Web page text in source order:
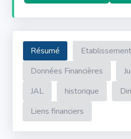
Résumé
Données Financières
JAL
historique
Liens financiers